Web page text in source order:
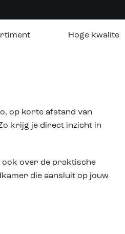
Hoge kwaliteit
op korte afstand van
krijg je direct inzicht in
ook over de praktische
die aansluit op jouw